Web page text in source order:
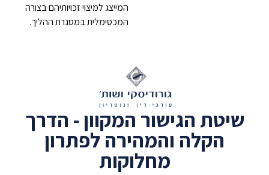
המייצג למיצוי זכויותיהם בצורה
המכסימלית במסגרת ההליך.
הגישור המקוון - הדרך
הקלה והמהירה לפתרון
מחלוקות
הציבור,
הכי